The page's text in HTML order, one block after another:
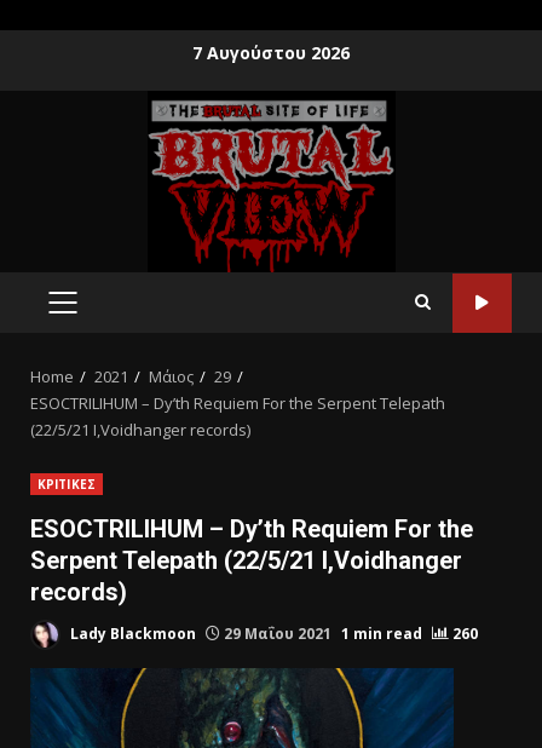
7 Αυγούστου 2026
Home 2021 Μάιος
29
ESOCTRILIHUM – Dy’th Requiem For the Serpent Telepath
(22/5/21 I,Voidhanger records)
ΚΡΙΤΙΚΕΣ
ESOCTRILIHUM – Dy’th Requiem For the
Serpent Telepath (22/5/21 I,Voidhanger
records)
Lady Blackmoon 29 Μαΐου 2021 1 min read 260